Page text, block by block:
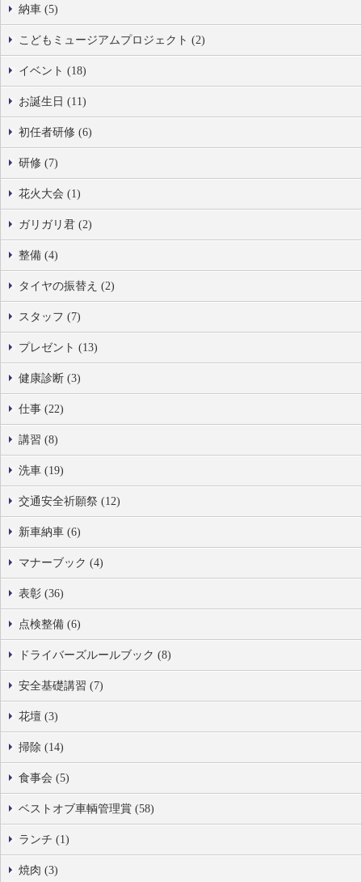
納車 (5)
こどもミュージアムプロジェクト (2)
イベント (18)
お誕生日 (11)
初任者研修 (6)
研修 (7)
花火大会 (1)
ガリガリ君 (2)
整備 (4)
タイヤの振替え (2)
スタッフ (7)
プレゼント (13)
健康診断 (3)
仕事 (22)
講習 (8)
洗車 (19)
交通安全祈願祭 (12)
新車納車 (6)
マナーブック (4)
表彰 (36)
点検整備 (6)
ドライバーズルールブック (8)
安全基礎講習 (7)
花壇 (3)
掃除 (14)
食事会 (5)
ベストオブ車輌管理賞 (58)
ランチ (1)
焼肉 (3)